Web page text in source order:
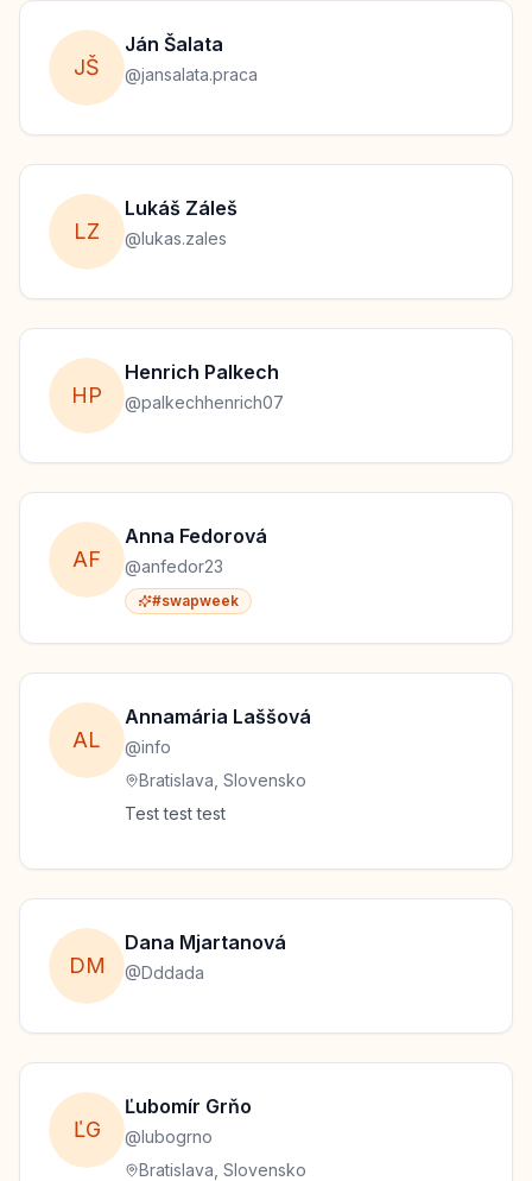
JŠ
Ján Šalata
@jansalata.praca
LZ
Lukáš Záleš
@lukas.zales
HP
Henrich Palkech
@palkechhenrich07
AF
Anna Fedorová
@anfedor23
#swapweek
AL
Annamária Laššová
@info
Bratislava, Slovensko
Test test test
DM
Dana Mjartanová
@Dddada
ĽG
Ľubomír Grňo
@lubogrno
Bratislava, Slovensko